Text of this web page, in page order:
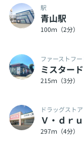
駅
青山駅
100ｍ（2分）
ファーストフー
ミスター
215ｍ（3分）
ドラッグストア
Ｖ・ｄｒ
297ｍ（4分）